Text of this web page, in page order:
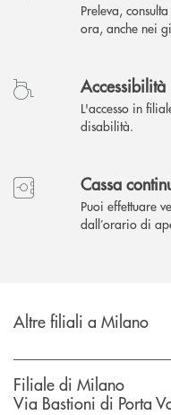
Preleva,
ora, anche nei
Accessibilità
L'accesso in
disabilità.
Cassa
Puoi effettuare
dall’orario di
Altre filiali a Milano
Filiale di Milano
Via Bastioni di Porta